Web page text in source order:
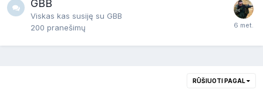
GBB
Viskas kas susiję su GBB
200 pranešimų
RŪŠIUOTI PAGAL